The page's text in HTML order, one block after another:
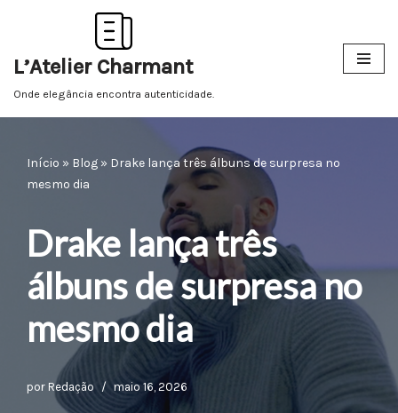
para
o
L’Atelier Charmant
Onde elegância encontra autenticidade.
Início » Blog » Drake lança três álbuns de surpresa no
mesmo dia
Drake lança três
álbuns de surpresa no
mesmo dia
por Redação maio 16, 2026